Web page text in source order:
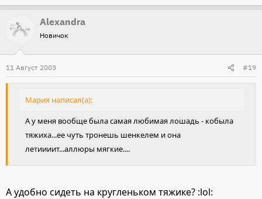
Alexandra
Новичок
11 Август 2003 #19
Мария написал(а):
А у меня вообще была самая любимая лошадь - кобыла
тяжиха...ее чуть тронешь шенкелем и она
летиииит...аллюры мягкие....
А удобно сидеть на кругленьком тяжике? :lol: